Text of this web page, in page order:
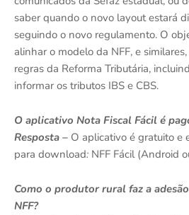
saber quando o novo layout estará
seguindo o novo regulamento. O
alinhar o modelo da NFF, e
regras da Reforma Tributária,
informar os tributos IBS e CBS.
O aplicativo Nota Fiscal Fácil é
Resposta – O aplicativo é gratuito e
para download: NFF Fácil (Android
Como o produtor rural faz a
NFF?